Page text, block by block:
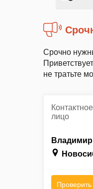
Срочно
не тратьте
Контактное
лицо
Владимир